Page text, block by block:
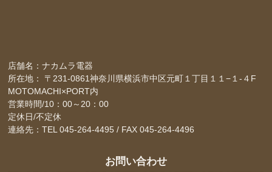
店舗名：ナカムラ電器
所在地： 〒231-0861神奈川県横浜市中区元町１丁目１１−１-４F
MOTOMACHI×PORT内
営業時間/10：00～20：00
定休日/不定休
連絡先：TEL 045-264-4495 / FAX 045-264-4496
お問い合わせ